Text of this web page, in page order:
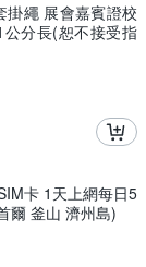
掛繩 展會嘉賓證校
分長(恕不接受指
卡 1天上網每日5
爾 釜山 濟州島)